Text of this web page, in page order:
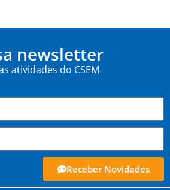
newsletter
atividades do CSEM
Receber Novidades